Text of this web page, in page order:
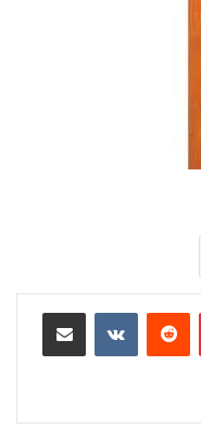
بينتيريست مشاركة عبر البريد